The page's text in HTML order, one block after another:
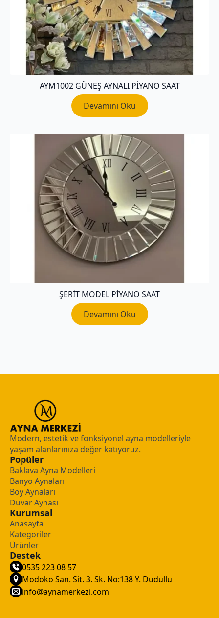
AYM1002 GÜNEŞ AYNALI PİYANO SAAT
Devamını Oku
ŞERIT MODEL PIYANO SAAT
Devamını Oku
Modern, estetik ve fonksiyonel ayna modelleriyle
yaşam alanlarınıza değer katıyoruz.
Popüler
Baklava Ayna Modelleri
Banyo Aynaları
Boy Aynaları
Duvar Aynası
Kurumsal
Anasayfa
Kategoriler
Ürünler
Destek
0535 223 08 57
Modoko San. Sit. 3. Sk. No:138 Y. Dudullu
info@aynamerkezi.com